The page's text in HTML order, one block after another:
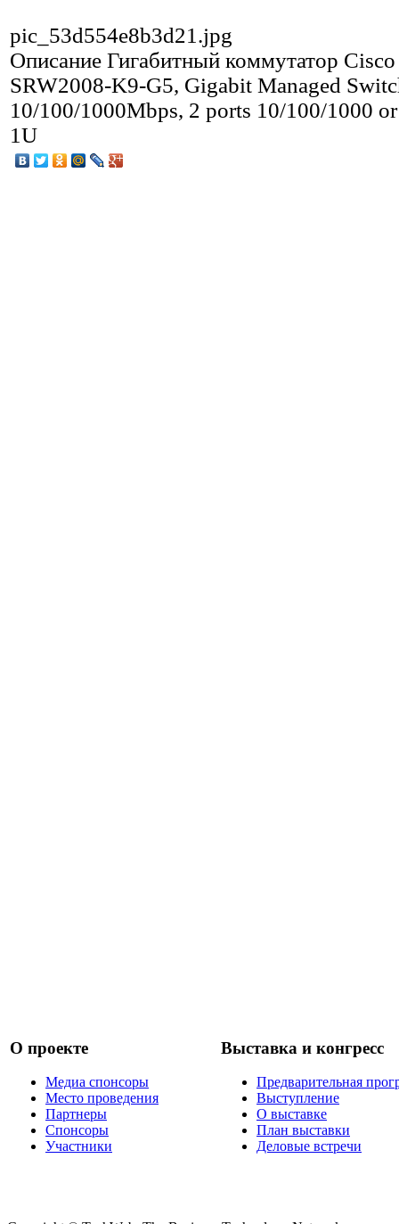
pic_53d554e8b3d21.jpg
Описание Гигабитный коммутатор
SRW2008-K9-G5, Gigabit Managed
10/100/1000Mbps, 2 ports 10/100/1000
1U
О проекте
Медиа спонсоры
Место проведения
Партнеры
Спонсоры
Участники
Выставка и конгресс
Предварительная
Выступление
О выставке
План выставки
Деловые встречи